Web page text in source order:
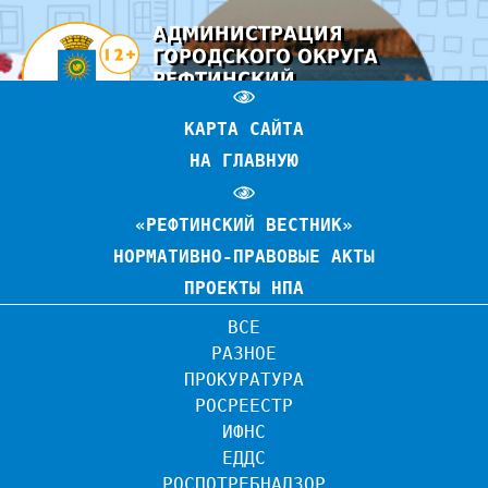
АДМИНИСТРАЦИЯ
ГОРОДСКОГО ОКРУГА
РЕФТИНСКИЙ
ОФИЦИАЛЬНЫЙ САЙТ
КАРТА САЙТА
НА ГЛАВНУЮ
«РЕФТИНСКИЙ ВЕСТНИК»
НОРМАТИВНО-ПРАВОВЫЕ АКТЫ
ПРОЕКТЫ НПА
ВСЕ
РАЗНОЕ
ПРОКУРАТУРА
РОСРЕЕСТР
ИФНС
ЕДДС